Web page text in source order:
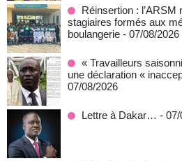
Réinsertion :
stagiaires formés aux
boulangerie - 07/08/2026
« Travailleurs
une déclaration «
07/08/2026
Lettre à Dakar… - 07/